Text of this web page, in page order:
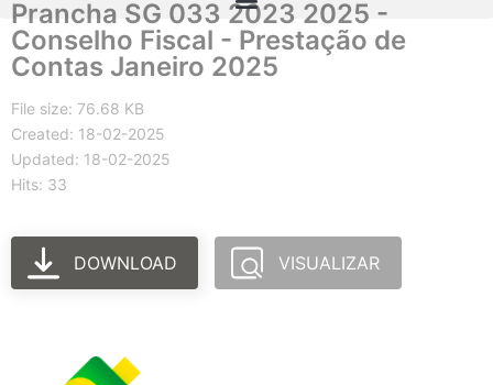
Prancha SG 033 2023 2025 -
Conselho Fiscal - Prestação de
Contas Janeiro 2025
File size: 76.68 KB
Created: 18-02-2025
Updated: 18-02-2025
Hits: 33
DOWNLOAD VISUALIZAR